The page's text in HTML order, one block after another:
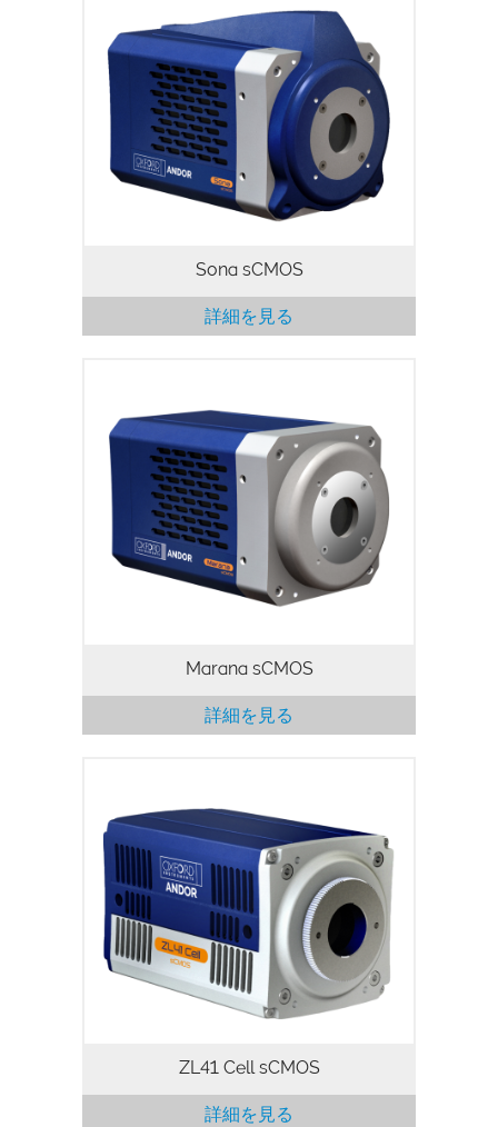
Sonaは、ライフサイエンス・イメージン
グ・アプリケーションに特化した、アンド
ールの最新高性能sCMOSカメラ・シリー
ズです。新しく強化されたSona-6
Extremeは、より高感度で高速になりまし
た。感度、スピード、解像度の卓越したコ
ンビネーションにより、様々なアプリケー
ションで最適なイメージング性能を発揮し
ます。
Sona sCMOS
詳細を見る
Maranaは、Andor最新の高性能sCMOSカ
メラプラットホームで、天文学や物理科学
への利用に適しています。この度発売を開
始した広視野Marana 4.2B-11背面照射
sCMOSモデルは、量子効率 (QE) 95%、真
空冷却による冷却温度は業界トップの -45
°Cを実現しました。
Marana sCMOS
詳細を見る
ZL41 Cell sCMOS
詳細を見る